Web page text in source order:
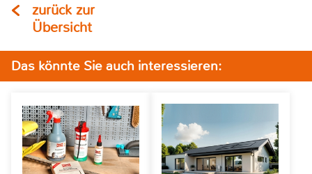
zurück zur
Übersicht
Das könnte Sie auch interessieren: